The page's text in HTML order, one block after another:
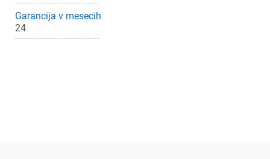
Garancija v mesecih
24